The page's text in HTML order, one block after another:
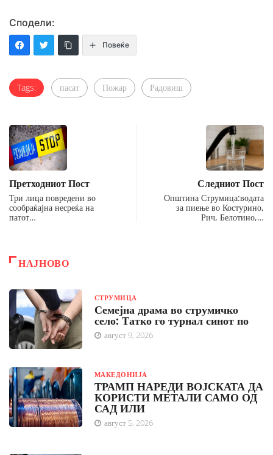
Сподели:
Повеќе
Tags: пасат Пожар Радовиш
Претходниот Пост
Три лица повредени во
сообраќајна несреќа на
патот…
Следниот Пост
Општина Струмица:водата
за пиење во Костурино,
Рич, Белотино,…
НАЈНОВО
СТРУМИЦА
Семејна драма во струмичко
село: Татко го турнал синот по
август 9, 2026
МАКЕДОНИЈА
ТРАМП НАРЕДИ ВОЈСКАТА ДА
КОРИСТИ МЕТАЛИ САМО ОД
САД ИЛИ
август 5, 2026